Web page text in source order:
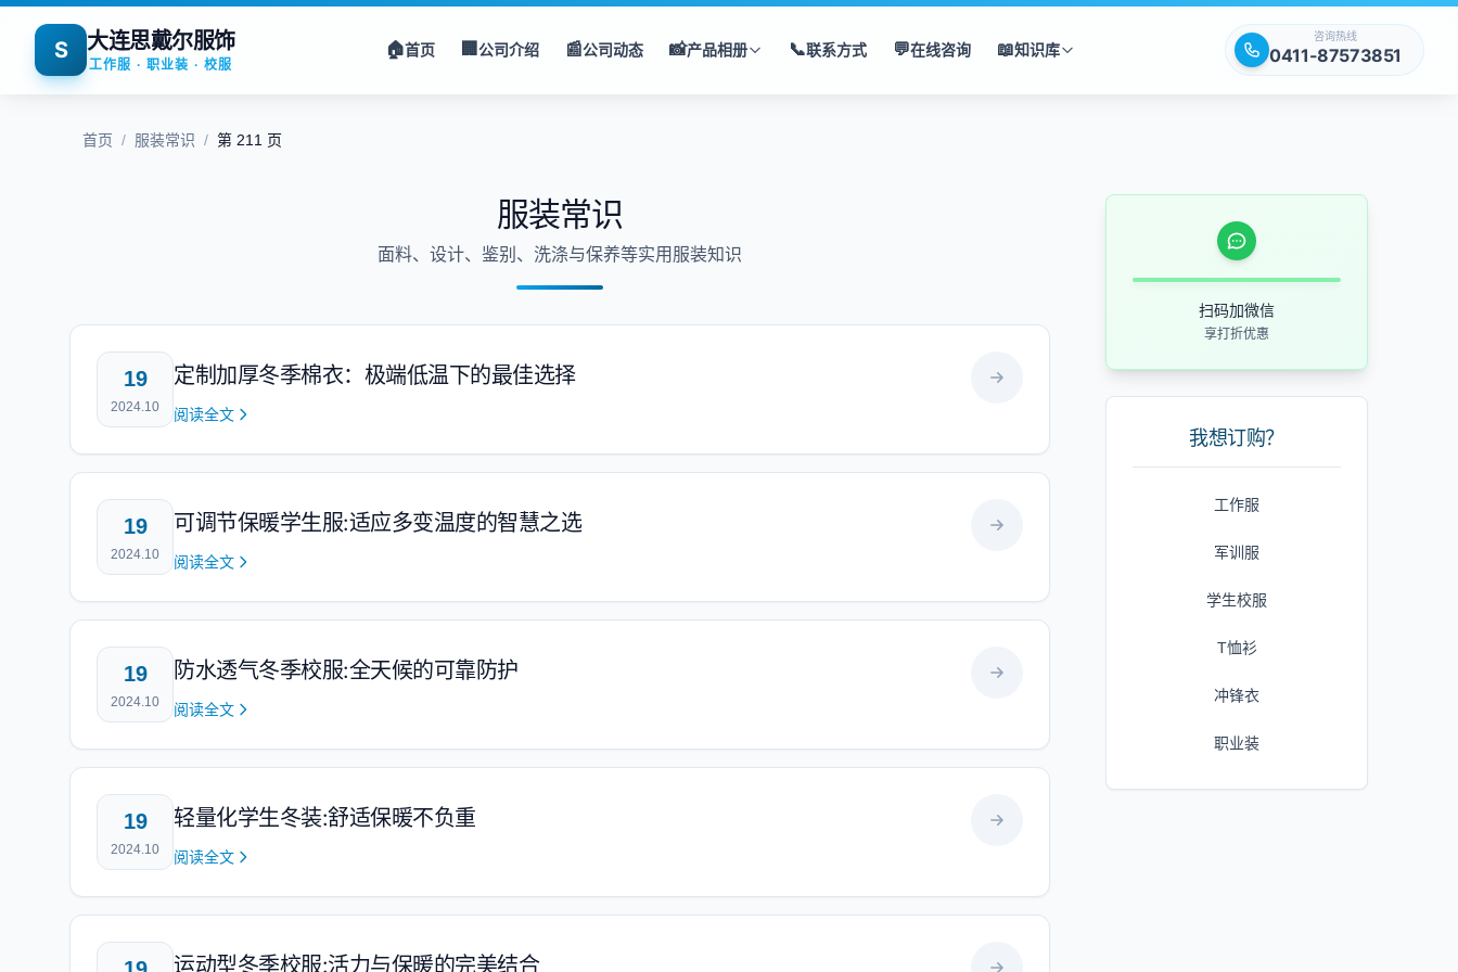
S 大连思戴尔服饰
工作服 · 职业装 · 校服
🏠首页 🏢公司介绍 📰公司动态 📸产品相册 📞联系方式 💬在线咨询 📖知识库
咨询热线
0411-87573851
首页 / 服装常识 / 第 211 页
服装常识
面料、设计、鉴别、洗涤与保养等实用服装知识
19
2024.10
定制加厚冬季棉衣：极端低温下的最佳选择
阅读全文
19
2024.10
可调节保暖学生服:适应多变温度的智慧之选
阅读全文
19
2024.10
防水透气冬季校服:全天候的可靠防护
阅读全文
19
2024.10
轻量化学生冬装:舒适保暖不负重
阅读全文
运动型冬季校服:活力与保暖的完美结合
扫码加微信
享打折优惠
我想订购？
工作服
军训服
学生校服
T恤衫
冲锋衣
职业装